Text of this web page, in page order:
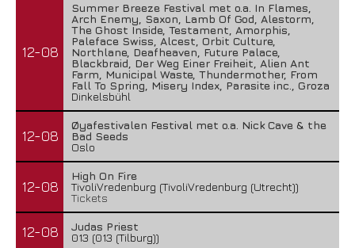
12-08
Summer Breeze Festival met o.a. In Flames,
Arch Enemy, Saxon, Lamb Of God, Alestorm,
The Ghost Inside, Testament, Amorphis,
Paleface Swiss, Alcest, Orbit Culture,
Northlane, Deafheaven, Future Palace,
Blackbraid, Der Weg Einer Freiheit, Alien Ant
Farm, Municipal Waste, Thundermother, From
Fall To Spring, Misery Index, Parasite inc., Groza
Dinkelsbühl
12-08
Øyafestivalen Festival met o.a. Nick Cave & the
Bad Seeds
Oslo
12-08
High On Fire
TivoliVredenburg (TivoliVredenburg (Utrecht))
Tickets
12-08
Judas Priest
013 (013 (Tilburg))